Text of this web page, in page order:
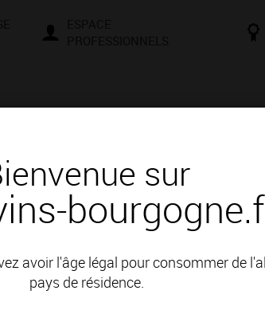
sur
avoir l'âge légal pour consommer de
pays de résidence.
de Bourgogne, des idées de recettes,